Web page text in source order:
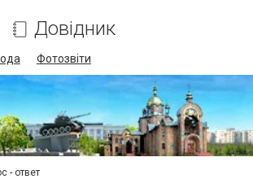
Довідник
Фотозвіти
- ответ